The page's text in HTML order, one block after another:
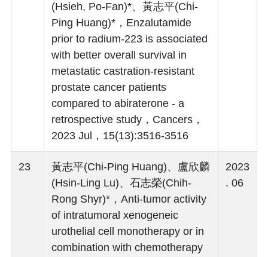
(Hsieh, Po-Fan)*、黃志平(Chi-
Ping Huang)*，Enzalutamide
prior to radium-223 is associated
with better overall survival in
metastatic castration-resistant
prostate cancer patients
compared to abiraterone - a
retrospective study，Cancers，
2023 Jul，15(13):3516-3516
23
黃志平(Chi-Ping Huang)、盧欣麟
(Hsin-Ling Lu)、石志榮(Chih-
Rong Shyr)*，Anti-tumor activity
of intratumoral xenogeneic
urothelial cell monotherapy or in
combination with chemotherapy
2023
. 06